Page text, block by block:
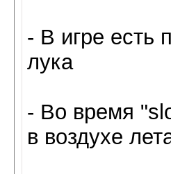
- В игре есть
лука
- Во время
в воздухе